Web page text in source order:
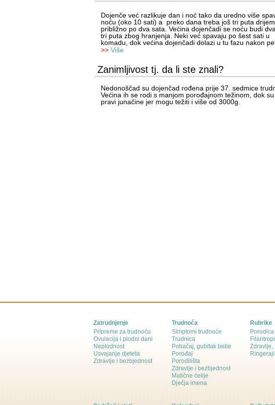
Dojenče već razlikuje dan i noć tako da uredno više
noću (oko 10 sati) a preko dana treba još tri puta
približno po dva sata. Većina dojenčadi se noću budi
tri puta zbog hranjenja. Neki već spavaju po šest sati u
komadu, dok većina dojenčadi dolazi u tu fazu nakon
>> Više
Zanimljivost tj. da li ste znali?
Nedonoščad su dojenčad rođena prije 37. sedmice
Većina ih se rodi s manjom porođajnom težinom, dok
pravi junačine jer mogu težiti i više od 3000g.
Zatrudnjenje
Pripreme za trudnoću
Ovulacija i plodni dani
Neplodnost
Usvajanje djeteta
Zdravlje i bezbjednost
Trudnoća
Simptomi trudnoće
Trudnica
Pobačaj, gubitak bebe
Porođaj
Porodilišta
Zdravlje i bezbjednost
Matične ćelije
Dječja imena
Rubrike
Porodica
Zdravlje,